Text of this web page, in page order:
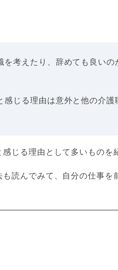
を考えたり、辞めても良い
じる理由は意外と他の介
じる理由として多いものを
読んでみて、自分の仕事を